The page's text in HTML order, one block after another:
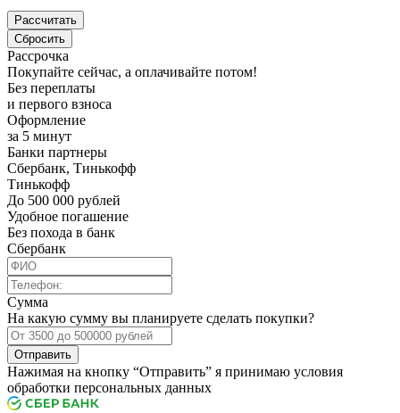
Рассрочка
Покупайте сейчас, а оплачивайте потом!
Без переплаты
и первого взноса
Оформление
за 5 минут
Банки партнеры
Сбербанк, Тинькофф
Тинькофф
До 500 000 рублей
Удобное погашение
Без похода в банк
Сбербанк
Сумма
На какую сумму вы планируете сделать покупки?
Отправить
Нажимая на кнопку “Отправить” я принимаю условия
обработки персональных данных